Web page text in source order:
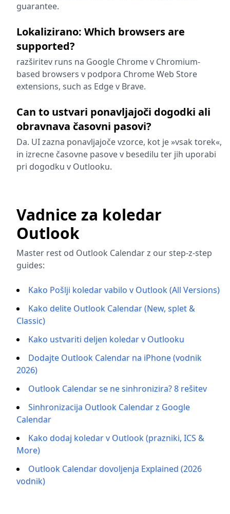
guarantee.
Lokalizirano: Which browsers are
supported?
razširitev runs na Google Chrome v Chromium-
based browsers v podpora Chrome Web Store
extensions, such as Edge v Brave.
Can to ustvari ponavljajoči dogodki ali
obravnava časovni pasovi?
Da. UI zazna ponavljajoče vzorce, kot je »vsak torek«,
in izrecne časovne pasove v besedilu ter jih uporabi
pri dogodku v Outlooku.
Vadnice za koledar
Outlook
Master rest od Outlook Calendar z our step-z-step
guides:
Kako Pošlji koledar vabilo v Outlook (All Versions)
Kako delite Outlook Calendar (New, splet &
Classic)
Kako ustvariti deljen koledar v Outlooku
Dodajte Outlook Calendar na iPhone (vodnik
2026)
Outlook Calendar se ne sinhronizira? 8 rešitev
Sinhronizacija Outlook Calendar z Google
Calendar
Kako dodaj koledar v Outlook (prazniki, ICS &
More)
Outlook Calendar dovoljenja Explained (2026
vodnik)